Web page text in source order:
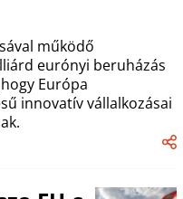
működő
eurónyi beruházás
Európa
innovatív vállalkozásai